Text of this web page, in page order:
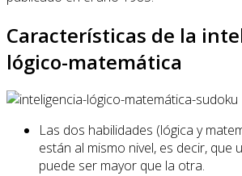
Características de la
lógico-matemática
Las dos habilidades (lógica y
están al mismo nivel, es decir, que
puede ser mayor que la otra.